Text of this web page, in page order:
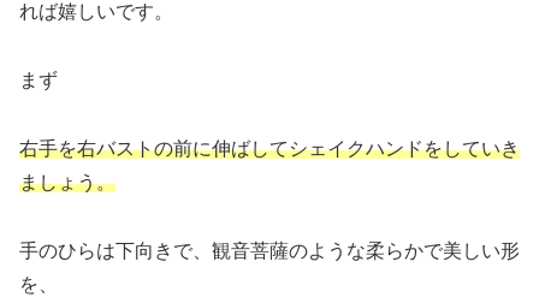
れば嬉しいです。
まず
右手を右バストの前に伸ばしてシェイクハンドをしていき
ましょう。
手のひらは下向きで、観音菩薩のような柔らかで美しい形
を、